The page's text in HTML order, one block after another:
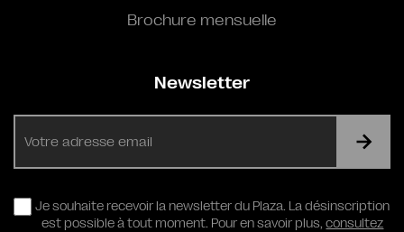
Brochure mensuelle
Newsletter
RGPD
Je souhaite recevoir la newsletter du Plaza. La désinscription
est possible à tout moment. Pour en savoir plus,consultez